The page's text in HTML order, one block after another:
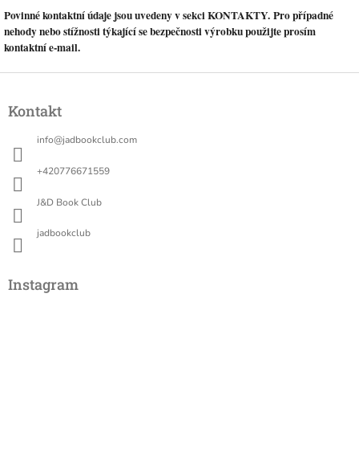
Povinné kontaktní údaje jsou uvedeny v sekci KONTAKTY. Pro případné
nehody nebo stížnosti týkající se bezpečnosti výrobku použijte prosím
kontaktní e-mail.
pKontakt
info@jadbookclub.com
+420776671559
J&D Book Club
jadbookclub
Instagram